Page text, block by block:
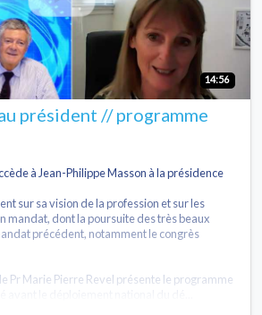
14:56
président // programme
à Jean-Philippe Masson à la présidence
sur sa vision de la profession et sur les
mandat, dont la poursuite des très beaux
précédent, notamment le congrès
Pr Marie Pierre Revel présente le programme